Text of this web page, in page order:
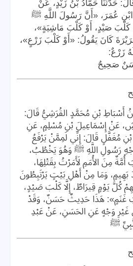
قَالَ: حَدَّثَنَا حَمَّادُ بْنُ زَيْدٍ، عَنْ
ابْنِ عُمَرَ، «أَنَّ رَسُولَ اللَّهِ ﷺ
كَلْبَ صَيْدٍ، أَوْ كَلْبَ مَاشِيَةٍ»،
كَانَ يَقُولُ: «أَوْ كَلْبَ زَرْعٍ»،
زَرْعٌ:
صَحِيحٌ
أَسْبَاطِ بْنِ مُحَمَّدٍ القُرَشِيُّ قَالَ:
عَنْ إِسْمَاعِيلَ بْنِ مُسْلِمٍ، عَنِ
مُغَفَّلٍ قَالَ: إِنِّي لَمِمَّنْ يَرْفَعُ
رَسُولِ اللَّهِ ﷺ وَهُوَ يَخْطُبُ،
أُمَّةٌ مِنَ الأُمَمِ لَأَمَرْتُ بِقَتْلِهَا،
بَهِيمٍ، وَمَا مِنْ أَهْلِ بَيْتٍ يَرْتَبِطُونَ
كُلَّ يَوْمٍ قِيرَاطٌ، إِلَّا كَلْبَ صَيْدٍ،
غَنَمٍ»: هَذَا حَدِيثٌ حَسَنٌ، وَقَدْ
غَيْرِ وَجْهٍ عَنِ الحَسَنِ، عَنْ عَبْدِ
ﷺ